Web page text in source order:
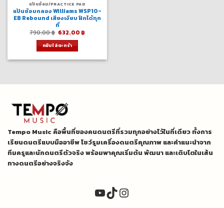
แป้นซ้อม/PRACTICE PAD
แป้นซ้อมกลอง Williams WSP10-
EB Rebound เสียงเงียบ ฝึกได้ทุก
ที่
790.00฿ Original
was:
790.00 ฿.
632.00 ฿Current
หยิบใส่ตะกร้า
Tempo Music คือพื้นที่ของคนดนตรีที่รวมทุกอย่างไว้ในที่เดียว ทั้งการ
เรียนดนตรีแบบมืออาชีพ โชว์รูมเครื่องดนตรีคุณภาพ และคำแนะนำจาก
ทีมครูและนักดนตรีตัวจริง พร้อมพาคุณเริ่มต้น พัฒนา และเติบโตในเส้น
ทางดนตรีอย่างจริงจัง
YouTube
TikTok
Instagram